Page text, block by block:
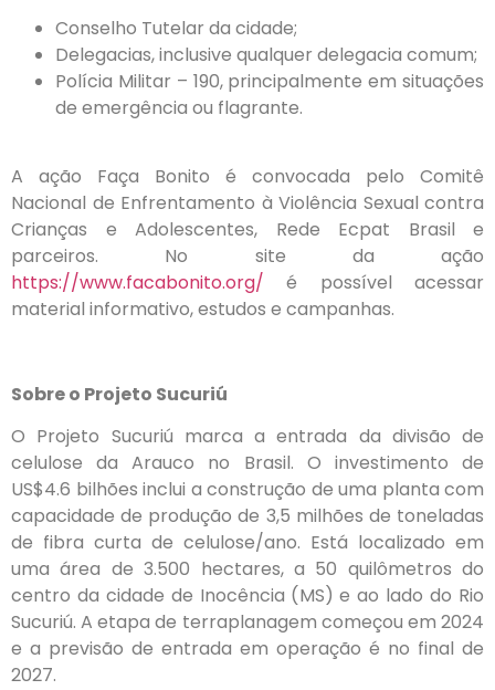
Conselho Tutelar da cidade;
Delegacias, inclusive qualquer delegacia comum;
Polícia Militar – 190, principalmente em situações
de emergência ou flagrante.
A ação Faça Bonito é convocada pelo Comitê
Nacional de Enfrentamento à Violência Sexual contra
Crianças e Adolescentes, Rede Ecpat Brasil e
parceiros. No site da ação
https://www.facabonito.org/ é possível acessar
material informativo, estudos e campanhas.
Sobre o Projeto Sucuriú
O Projeto Sucuriú marca a entrada da divisão de
celulose da Arauco no Brasil. O investimento de
US$4.6 bilhões inclui a construção de uma planta com
capacidade de produção de 3,5 milhões de toneladas
de fibra curta de celulose/ano. Está localizado em
uma área de 3.500 hectares, a 50 quilômetros do
centro da cidade de Inocência (MS) e ao lado do Rio
Sucuriú. A etapa de terraplanagem começou em 2024
e a previsão de entrada em operação é no final de
2027.